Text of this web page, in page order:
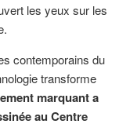
les yeux sur les
contemporains du
transforme
marquant a
au Centre